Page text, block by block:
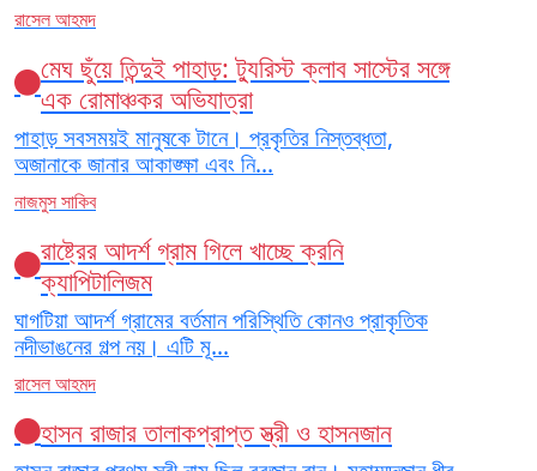
রাসেল আহমদ
মেঘ ছুঁয়ে তিন্দুই পাহাড়: ট্যুরিস্ট ক্লাব সাস্টের সঙ্গে
এক রোমাঞ্চকর অভিযাত্রা
পাহাড় সবসময়ই মানুষকে টানে। প্রকৃতির নিস্তব্ধতা,
অজানাকে জানার আকাঙ্ক্ষা এবং নি...
নাজমুস সাকিব
রাষ্ট্রের আদর্শ গ্রাম গিলে খাচ্ছে ক্রনি
ক্যাপিটালিজম
ঘাগটিয়া আদর্শ গ্রামের বর্তমান পরিস্থিতি কোনও প্রাকৃতিক
নদীভাঙনের গল্প নয়। এটি মূ...
রাসেল আহমদ
হাসন রাজার তালাকপ্রাপ্ত স্ত্রী ও হাসনজান